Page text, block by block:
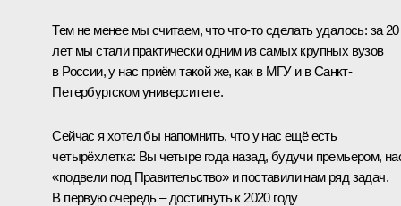
Тем не менее мы считаем, что что‑то сделать удалось: за 20
лет мы стали практически одним из самых крупных вузов
в России, у нас приём такой же, как в МГУ и в Санкт-
Петербургском университете.
Сейчас я хотел бы напомнить, что у нас ещё есть
четырёхлетка: Вы четыре года назад, будучи премьером,
«подвели под Правительство» и поставили нам ряд задач.
В первую очередь – достигнуть к 2020 году